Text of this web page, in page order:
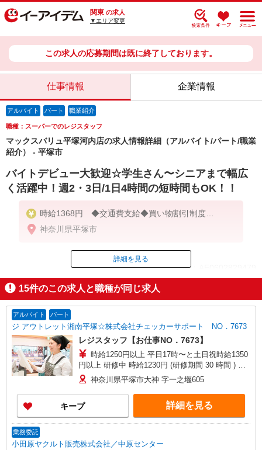
関東 の求人
▼エリア変更
この求人の応募期間は既に終了しております。
仕事情報 企業情報
アルバイト パート 職業紹介
職種：スーパーでのレジスタッフ
マックスバリュ平塚河内店の求人情報詳細（アルバイト/パート/職業
紹介） - 平塚市
バイトデビュー大歓迎☆学生さん〜シニアまで幅広
く活躍中！週2・3日/1日4時間の短時間もOK！！
時給1368円 ◆交通費支給◆買い物割引制度
・日祝は時給に対し＋100円増
【契約期間】 試用期間3カ月後、6カ月ごと更新
神奈川県平塚市
ID：AE0602829479
掲載期間終了
詳細を見る
15件のこの求人と職種が同じ求人
アルバイト パート
ジ アウトレット湘南平塚☆株式会社チェッカーサポート NO．7673
レジスタッフ【お仕事NO．7673】
時給1250円以上 平日17時〜と土日祝時給1350
円以上 研修中 時給1230円 (研修期間 30 時間 ) ※
高校生も同時給
神奈川県平塚市大神 字一之堰605
キープ 詳細を見る
業務委託
小田原ヤクルト販売株式会社／中原センター